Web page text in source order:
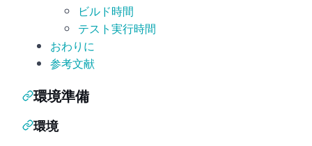
ビルド時間
テスト実行時間
おわりに
参考文献
環境準備
環境